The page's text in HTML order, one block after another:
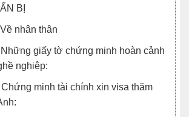
BỊ
nhân thân
Những giấy tờ chứng minh hoàn cảnh
nghiệp:
Chứng minh tài chính xin visa thăm